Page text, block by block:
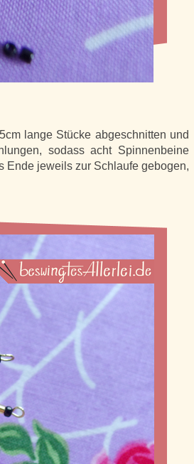
lange Stücke abgeschnitten und
sodass acht Spinnenbeine
Ende jeweils zur Schlaufe gebogen,